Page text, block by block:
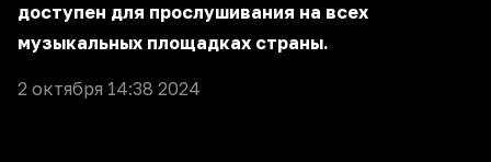
доступен для прослушивания на всех
музыкальных площадках страны.
2 октября 14:38 2024